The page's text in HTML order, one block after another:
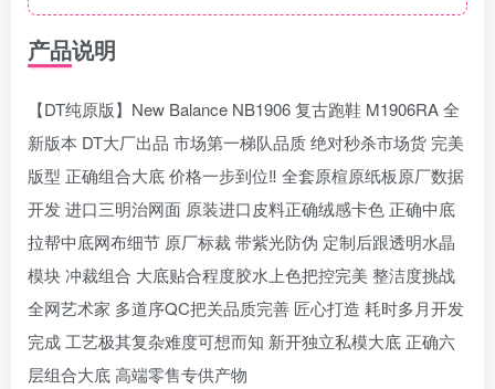
产品说明
【DT纯原版】New Balance NB1906 复古跑鞋 M1906RA 全
新版本 DT大厂出品 市场第一梯队品质 绝对秒杀市场货 完美
版型 正确组合大底 价格一步到位‼️ 全套原楦原纸板原厂数据
开发 进口三明治网面 原装进口皮料正确绒感卡色 正确中底
拉帮中底网布细节 原厂标裁 带紫光防伪 定制后跟透明水晶
模块 冲裁组合 大底贴合程度胶水上色把控完美 整洁度挑战
全网艺术家 多道序QC把关品质完善 匠心打造 耗时多月开发
完成 工艺极其复杂难度可想而知 新开独立私模大底 正确六
层组合大底 高端零售专供产物